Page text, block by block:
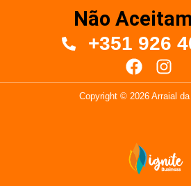
Não
+351 926
Copyright © 2026 Arraial